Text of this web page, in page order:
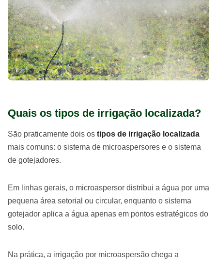
Quais os tipos de irrigação localizada?
São praticamente dois os tipos de irrigação localizada
mais comuns: o sistema de microaspersores e o sistema
de gotejadores.
Em linhas gerais, o microaspersor distribui a água por uma
pequena área setorial ou circular, enquanto o sistema
gotejador aplica a água apenas em pontos estratégicos do
solo.
Na prática, a irrigação por microaspersão chega a